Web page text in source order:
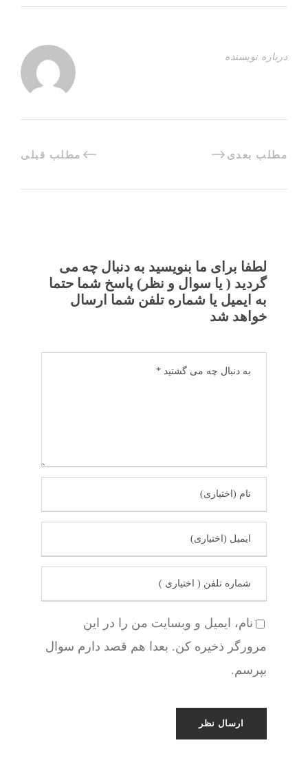
درباره نویسنده
مطلب قبلی مطلب بعدی
لطفا برای ما بنویسید به دنبال چه می
گردید ( یا سوال و نظر) پاسخ شما حتما
به ایمیل یا شماره تلفن شما ارسال
خواهد شد
نام، ایمیل و وبسایت من را در این
مرورگر ذخیره کن. بعدا هم قصد دارم سوال
بپرسم.